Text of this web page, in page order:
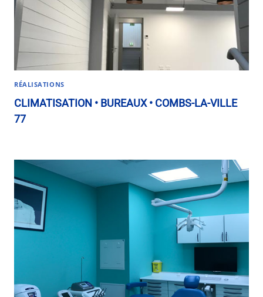
RÉALISATIONS
CLIMATISATION • BUREAUX • COMBS-LA-VILLE
77